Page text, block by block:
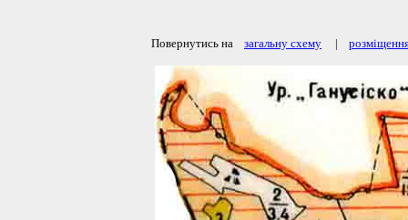
Повернутись на загальну схему |